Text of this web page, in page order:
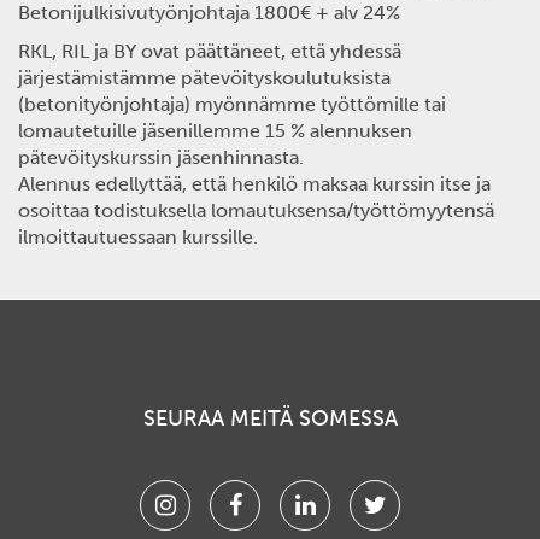
Betonijulkisivutyönjohtaja 1800€ + alv 24%
RKL, RIL ja BY ovat päättäneet, että yhdessä
järjestämistämme pätevöityskoulutuksista
(betonityönjohtaja) myönnämme työttömille tai
lomautetuille jäsenillemme 15 % alennuksen
pätevöityskurssin jäsenhinnasta.
Alennus edellyttää, että henkilö maksaa kurssin itse ja
osoittaa todistuksella lomautuksensa/työttömyytensä
ilmoittautuessaan kurssille.
SEURAA MEITÄ SOMESSA
InstagramFacebookLinkedinTwitter